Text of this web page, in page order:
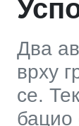
Два
врху
се.
бацио